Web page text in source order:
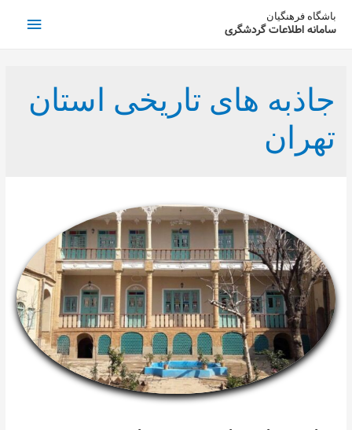
باشگاه فرهنگیان
سامانه اطلاعات گردشگری
جاذبه های تاریخی استان
تهران